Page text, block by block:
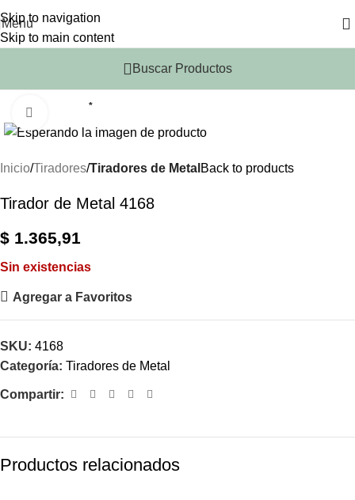
Skip to navigation
Skip to main content
Menu
Buscar Productos
*
Inicio Tiradores Tiradores de Metal Back to products
Tirador de Metal 4168
$ 1.365,91
Sin existencias
Agregar a Favoritos
SKU: 4168
Categoría: Tiradores de Metal
Compartir:
Productos relacionados